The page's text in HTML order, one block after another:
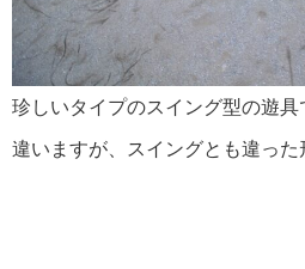
珍しいタイプのスイング型の遊
違いますが、スイングとも違った